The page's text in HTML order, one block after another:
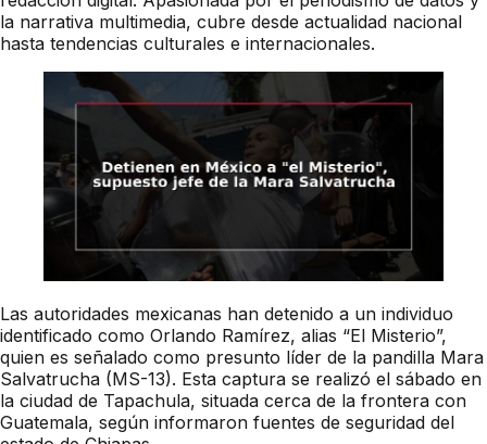
la narrativa multimedia, cubre desde actualidad nacional
hasta tendencias culturales e internacionales.
Las autoridades mexicanas han detenido a un individuo
identificado como Orlando Ramírez, alias “El Misterio”,
quien es señalado como presunto líder de la pandilla Mara
Salvatrucha (MS-13). Esta captura se realizó el sábado en
la ciudad de Tapachula, situada cerca de la frontera con
Guatemala, según informaron fuentes de seguridad del